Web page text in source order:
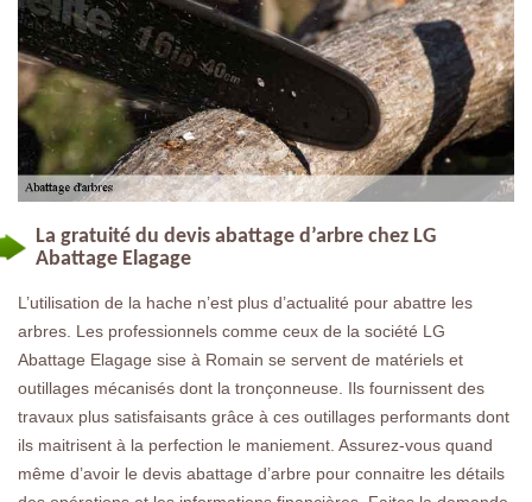
La gratuité du devis abattage d’arbre chez LG
Abattage Elagage
L’utilisation de la hache n’est plus d’actualité pour abattre les
arbres. Les professionnels comme ceux de la société LG
Abattage Elagage sise à Romain se servent de matériels et
outillages mécanisés dont la tronçonneuse. Ils fournissent des
travaux plus satisfaisants grâce à ces outillages performants dont
ils maitrisent à la perfection le maniement. Assurez-vous quand
même d’avoir le devis abattage d’arbre pour connaitre les détails